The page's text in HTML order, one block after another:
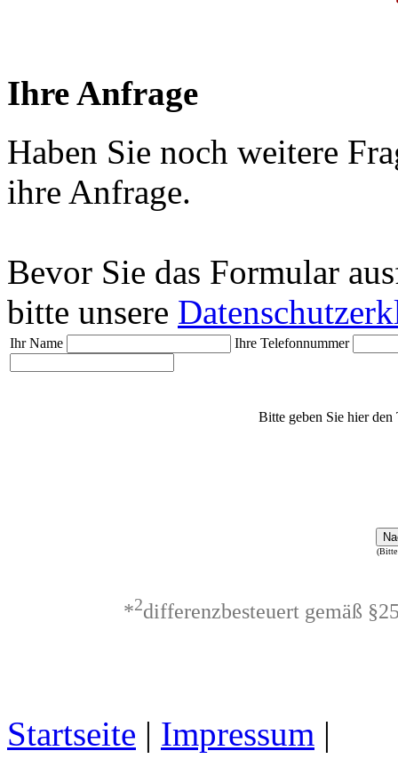
Ihre Anfrage
Haben Sie noch weitere
ihre Anfrage.
Bevor Sie das Formular
bitte unsere
Ihr Name Ihre Telefonnummer
Bitte geben Sie hier
(Bitte
*2differenzbesteuert gemäß
Startseite | Impressum |